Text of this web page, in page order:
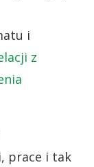
i
z
prace i tak